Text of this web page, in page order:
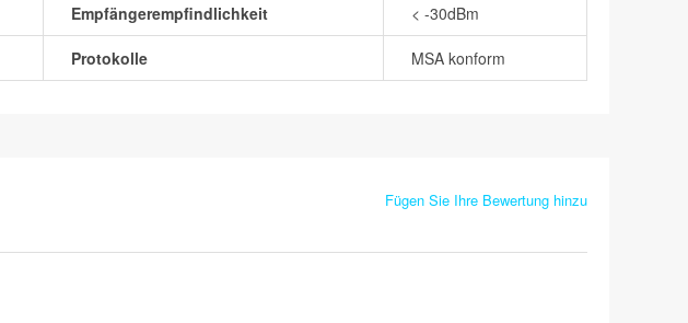
Empfängerempfindlichkeit < -30dBm
Protokolle MSA konform
Fügen Sie Ihre Bewertung hinzu